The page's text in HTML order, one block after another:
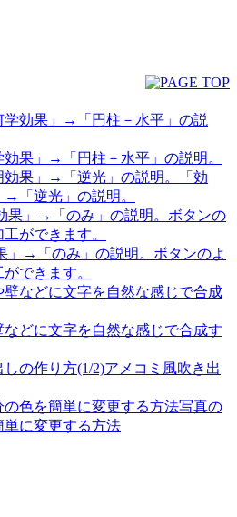
果」→「円柱－水平」の説明。
「効
「逆光」の説明。
」→「のみ」の説明。ボタンのよ
できます。
どに文字を自然な感じで合成す
アメコミ風吹き出
写真の
に変更する方法